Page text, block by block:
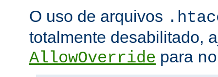
O uso de arquivos
totalmente desabilitado,
AllowOverride para